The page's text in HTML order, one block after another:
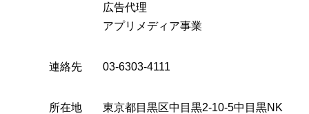
広告代理
アプリメディア事業
連絡先 03-6303-4111
所在地
東京都目黒区中目黒2-10-5中目黒NK